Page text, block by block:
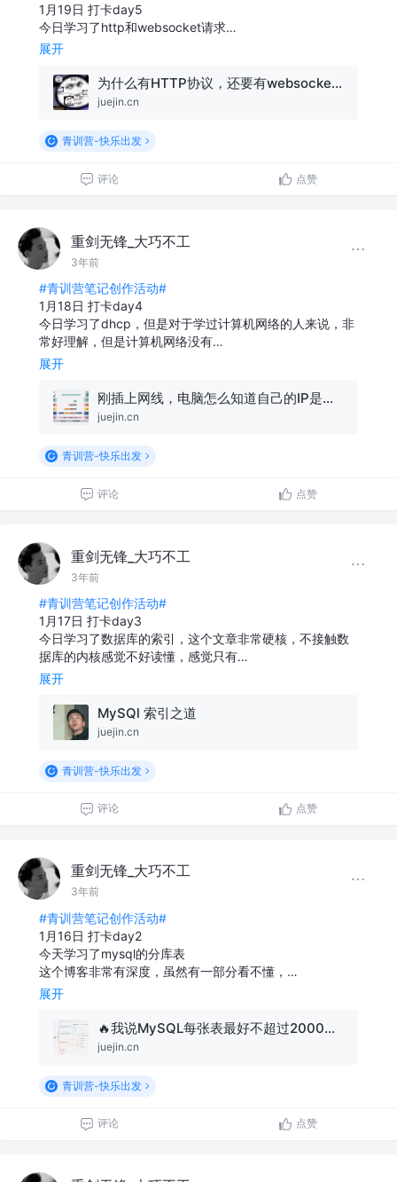
1月19日 打卡day5
今日学习了http和websocket请求…
展开
为什么有HTTP协议，还要有websocket协议？
juejin.cn
青训营-快乐出发
评论 点赞
重剑无锋_大巧不工
3年前
#青训营笔记创作活动#
1月18日 打卡day4
今日学习了dhcp，但是对于学过计算机网络的人来说，非
常好理解，但是计算机网络没有…
展开
刚插上网线，电脑怎么知道自己的IP是什么？
juejin.cn
青训营-快乐出发
评论 点赞
重剑无锋_大巧不工
3年前
#青训营笔记创作活动#
1月17日 打卡day3
今日学习了数据库的索引，这个文章非常硬核，不接触数
据库的内核感觉不好读懂，感觉只有…
展开
MySQl 索引之道
juejin.cn
青训营-快乐出发
评论 点赞
重剑无锋_大巧不工
3年前
#青训营笔记创作活动#
1月16日 打卡day2
今天学习了mysql的分库表
这个博客非常有深度，虽然有一部分看不懂，…
展开
🔥我说MySQL每张表最好不超过2000万数据，面试官让我回去等通知？
juejin.cn
青训营-快乐出发
评论 点赞